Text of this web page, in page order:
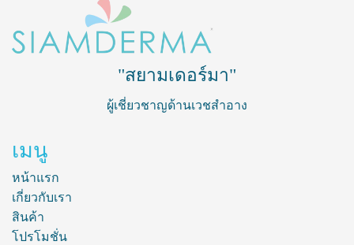
"สยามเดอร์มา"
ผู้เชี่ยวชาญด้านเวชสำอาง
เมนู
หน้าแรก
เกี่ยวกับเรา
สินค้า
โปรโมชั่น